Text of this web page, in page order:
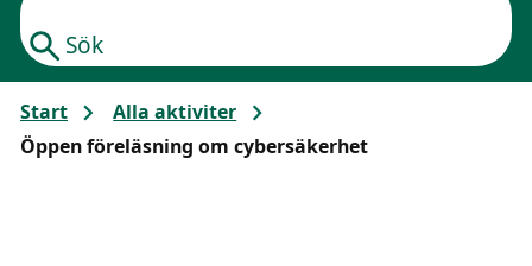
Sök
Start
Alla aktiviter
Öppen föreläsning om cybersäkerhet